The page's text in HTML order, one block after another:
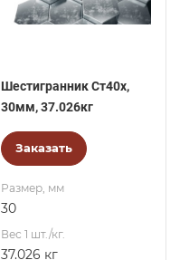
Шестигранник Ст40х,
30мм, 37.026кг
Заказать
Размер, мм
30
Вес 1 шт./кг.
37.026 кг